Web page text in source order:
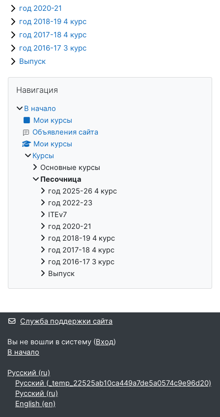
год 2020-21
год 2018-19 4 курс
год 2017-18 4 курс
год 2016-17 3 курс
Выпуск
Блоки
Навигация
В начало
Мои курсы
Объявления сайта
Мои курсы
Курсы
Основные курсы
Песочница
год 2025-26 4 курс
год 2022-23
ITEv7
год 2020-21
год 2018-19 4 курс
год 2017-18 4 курс
год 2016-17 3 курс
Выпуск
Дополнительные блоки
Служба поддержки сайта
Вы не вошли в систему (Вход)
В начало
Русский ‎(ru)‎
Русский ‎(_temp_22525ab10ca449a7de5a0574c9e96d20)‎
Русский ‎(ru)‎
English ‎(en)‎